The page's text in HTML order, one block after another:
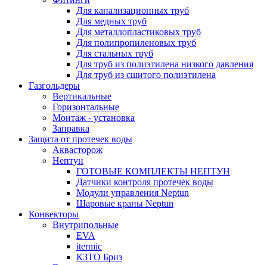
Для канализационных труб
Для медных труб
Для металлопластиковых труб
Для полипропиленовых труб
Для стальных труб
Для труб из полиэтилена низкого давления
Для труб из сшитого полиэтилена
Газгольдеры
Вертикальные
Горизонтальные
Монтаж - установка
Заправка
Защита от протечек воды
Аквасторож
Нептун
ГОТОВЫЕ КОМПЛЕКТЫ НЕПТУН
Датчики контроля протечек воды
Модули управления Neptun
Шаровые краны Neptun
Конвекторы
Внутрипольные
EVA
itermic
КЗТО Бриз